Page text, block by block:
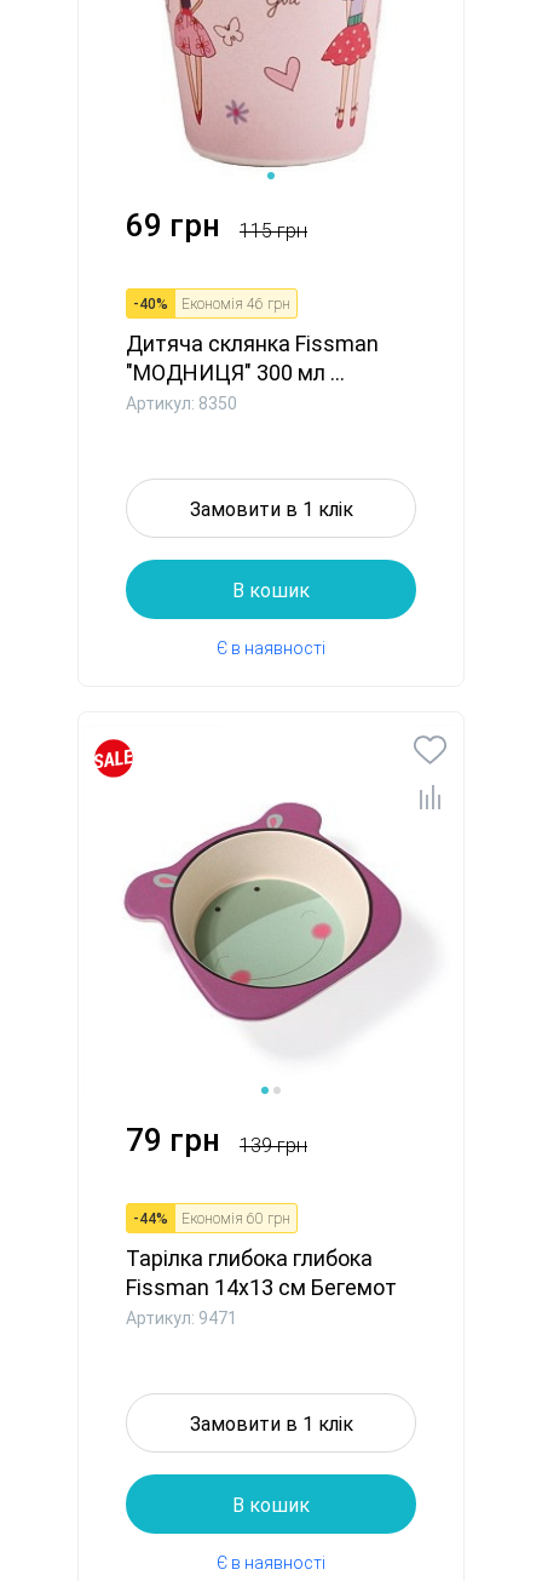
69 грн 115 грн
-40% Економія 46 грн
Дитяча склянка Fissman
"МОДНИЦЯ" 300 мл ...
Артикул: 8350
Замовити в 1 клік
В кошик
Є в наявності
79 грн 139 грн
-44% Економія 60 грн
Тарілка глибока глибока
Fissman 14x13 см Бегемот
(...
Артикул: 9471
Замовити в 1 клік
В кошик
Є в наявності